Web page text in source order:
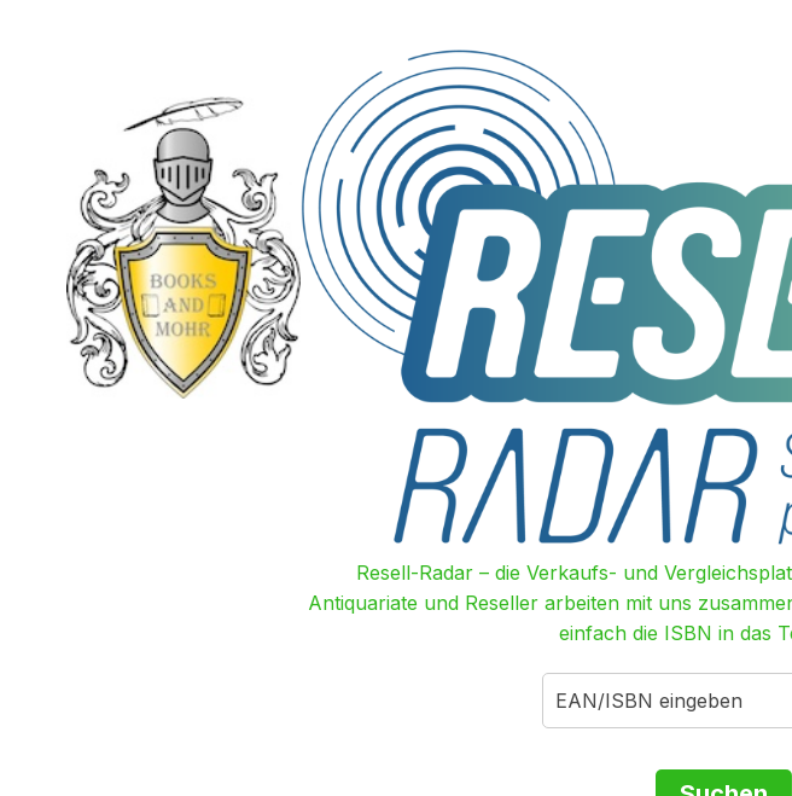
Resell-Radar – die Verkaufs- und
Antiquariate und Reseller arbeiten mit uns
einfach die ISBN in das